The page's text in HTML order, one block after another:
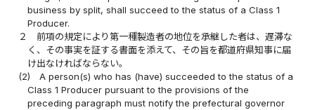
business by split, shall succeed to the status of a Class 1
Producer.
２
前項の規定により第一種製造者の地位を承継した者は、遅滞な
く、その事実を証する書面を添えて、その旨を都道府県知事に届
け出なければならない。
(2)
A person(s) who has (have) succeeded to the status of a
Class 1 Producer pursuant to the provisions of the
preceding paragraph must notify the prefectural governor